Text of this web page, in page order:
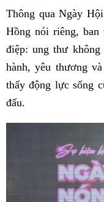
Thông qua Ngày
Hồng nói riêng, ban
điệp: ung thư
hành, yêu thương
thấy động lực sống
đấu.